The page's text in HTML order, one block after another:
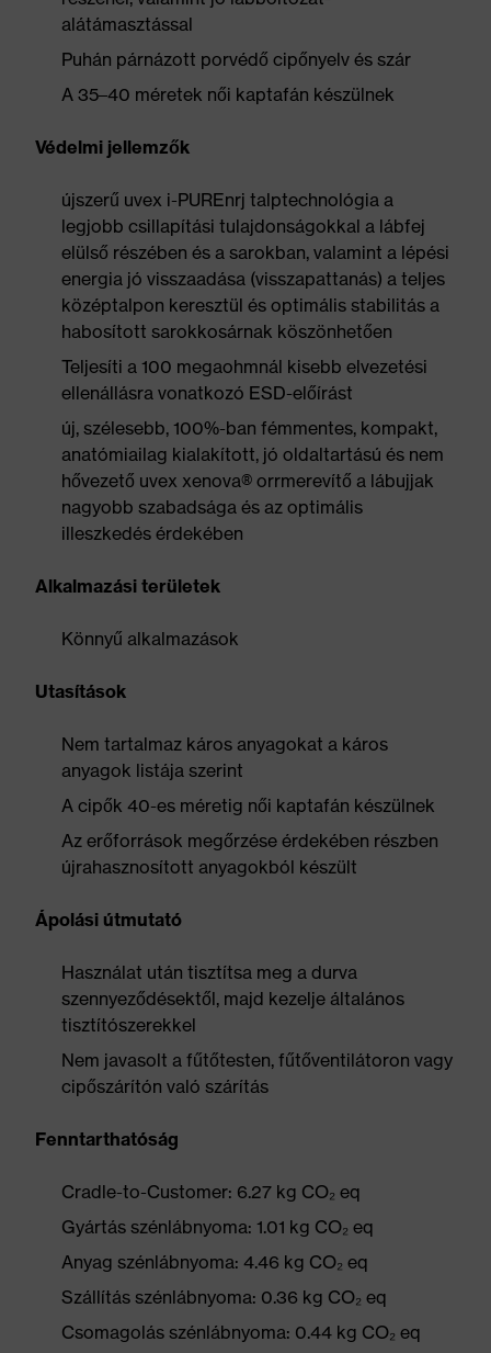
alátámasztással
Puhán párnázott porvédő cipőnyelv és szár
A 35–40 méretek női kaptafán készülnek
Védelmi jellemzők
újszerű uvex i-PUREnrj talptechnológia a
legjobb csillapítási tulajdonságokkal a lábfej
elülső részében és a sarokban, valamint a lépési
energia jó visszaadása (visszapattanás) a teljes
középtalpon keresztül és optimális stabilitás a
habosított sarokkosárnak köszönhetően
Teljesíti a 100 megaohmnál kisebb elvezetési
ellenállásra vonatkozó ESD-előírást
új, szélesebb, 100%-ban fémmentes, kompakt,
anatómiailag kialakított, jó oldaltartású és nem
hővezető uvex xenova® orrmerevítő a lábujjak
nagyobb szabadsága és az optimális
illeszkedés érdekében
Alkalmazási területek
Könnyű alkalmazások
Utasítások
Nem tartalmaz káros anyagokat a káros
anyagok listája szerint
A cipők 40-es méretig női kaptafán készülnek
Az erőforrások megőrzése érdekében részben
újrahasznosított anyagokból készült
Ápolási útmutató
Használat után tisztítsa meg a durva
szennyeződésektől, majd kezelje általános
tisztítószerekkel
Nem javasolt a fűtőtesten, fűtőventilátoron vagy
cipőszárítón való szárítás
Fenntarthatóság
Cradle-to-Customer: 6.27 kg CO₂ eq
Gyártás szénlábnyoma: 1.01 kg CO₂ eq
Anyag szénlábnyoma: 4.46 kg CO₂ eq
Szállítás szénlábnyoma: 0.36 kg CO₂ eq
Csomagolás szénlábnyoma: 0.44 kg CO₂ eq